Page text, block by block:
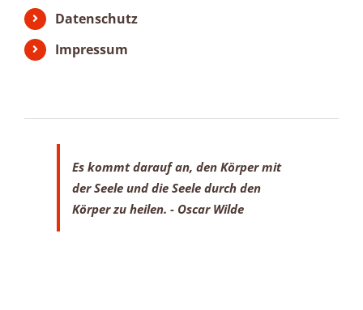
Datenschutz
Impressum
Es kommt darauf an, den Körper mit
der Seele und die Seele durch den
Körper zu heilen. - Oscar Wilde